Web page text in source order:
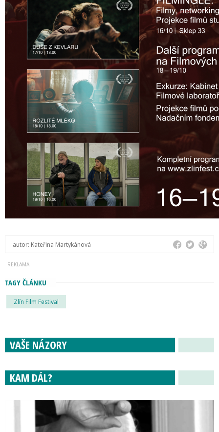
autor: Kateřina Martykánová
TAGY ČLÁNKU
Zlín Film Festival
VAŠE NÁZORY
KAM DÁL?